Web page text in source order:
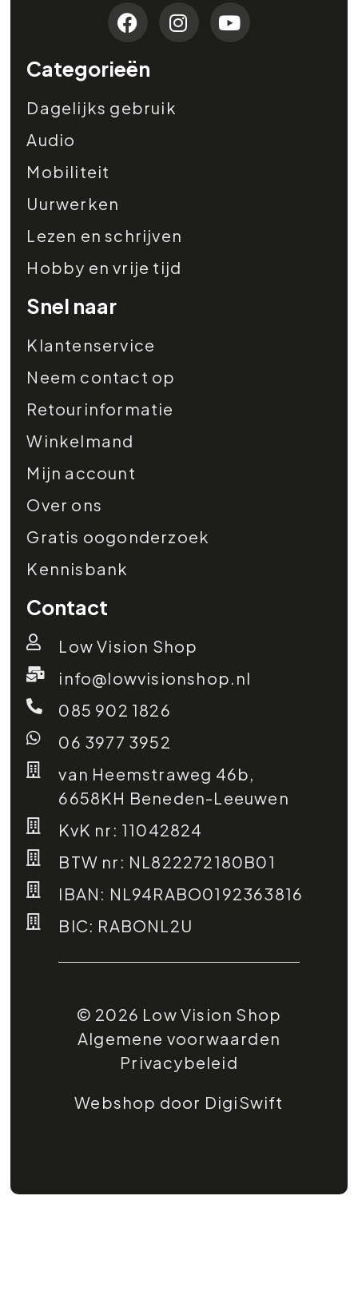
Categorieën
Dagelijks gebruik
Audio
Mobiliteit
Uurwerken
Lezen en schrijven
Hobby en vrije tijd
Snel naar
Klantenservice
Neem contact op
Retourinformatie
Winkelmand
Mijn account
Over ons
Gratis oogonderzoek
Kennisbank
Contact
Low Vision Shop
info@lowvisionshop.nl
085 902 1826
06 3977 3952
van Heemstraweg 46b,
6658KH Beneden-Leeuwen
KvK nr: 11042824
BTW nr: NL822272180B01
IBAN: NL94RABO0192363816
BIC: RABONL2U
© 2026 Low Vision Shop
Algemene voorwaarden
Privacybeleid
Webshop door DigiSwift